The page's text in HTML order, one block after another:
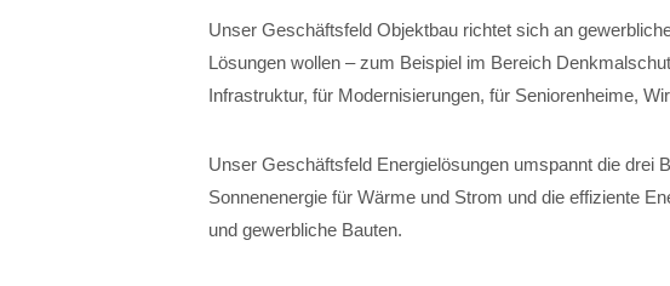
Unser Geschäftsfeld Objektbau richtet sich an
Lösungen wollen – zum Beispiel im Bereich
Infrastruktur, für Modernisierungen, für Seniorenheime,
Unser Geschäftsfeld Energielösungen umspannt die drei
Sonnenenergie für Wärme und Strom und die effiziente
und gewerbliche Bauten.